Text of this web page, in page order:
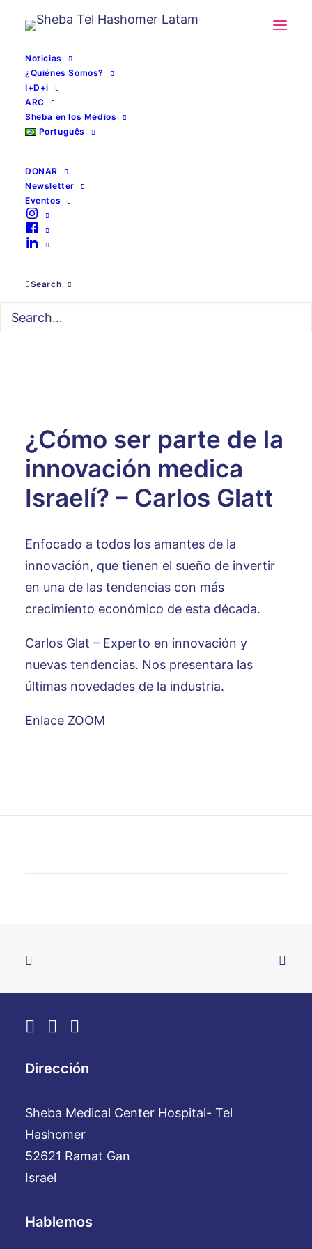
Noticias
¿Quiénes Somos?
I+D+i
ARC
Sheba en los Medios
Português
DONAR
Newsletter
Eventos
Search
¿Cómo ser parte de la
innovación medica
Israelí? – Carlos Glatt
Enfocado a todos los amantes de la
innovación, que tienen el sueño de invertir
en una de las tendencias con más
crecimiento económico de esta década.
Carlos Glat – Experto en innovación y
nuevas tendencias. Nos presentara las
últimas novedades de la industria.
Enlace ZOOM
Dirección
Sheba Medical Center Hospital- Tel
Hashomer
52621 Ramat Gan
Israel
Hablemos